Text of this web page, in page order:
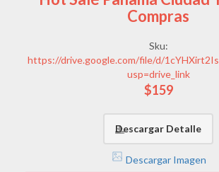
Compras
Sku:
https://drive.google.com/file/d/
usp=drive_link
$159
Descargar Detalle
Descargar Imagen